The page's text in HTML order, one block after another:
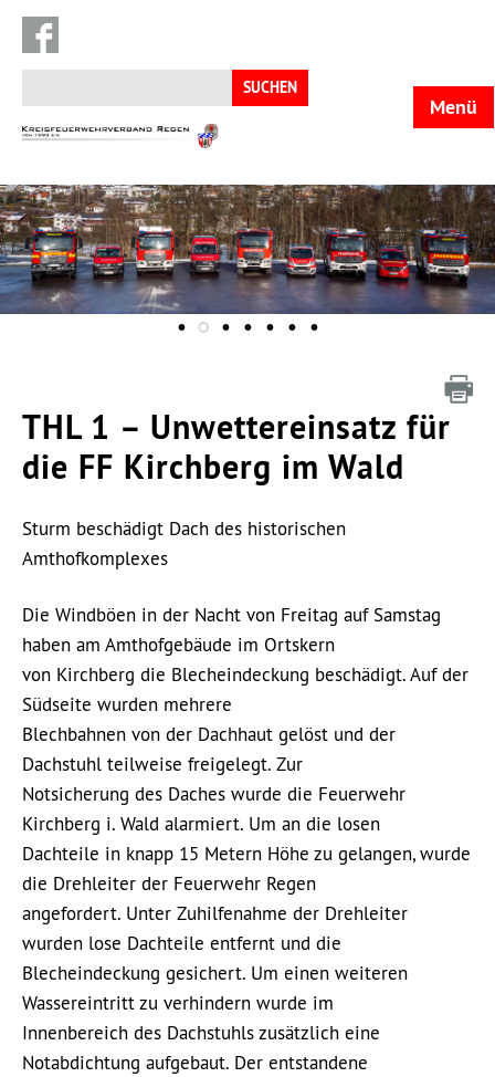
Suchen
nach:
KFV
Menü
THL 1 – Unwettereinsatz für
die FF Kirchberg im Wald
Sturm beschädigt Dach des historischen
Amthofkomplexes
Die Windböen in der Nacht von Freitag auf Samstag
haben am Amthofgebäude im Ortskern
von Kirchberg die Blecheindeckung beschädigt. Auf der
Südseite wurden mehrere
Blechbahnen von der Dachhaut gelöst und der
Dachstuhl teilweise freigelegt. Zur
Notsicherung des Daches wurde die Feuerwehr
Kirchberg i. Wald alarmiert. Um an die losen
Dachteile in knapp 15 Metern Höhe zu gelangen, wurde
die Drehleiter der Feuerwehr Regen
angefordert. Unter Zuhilfenahme der Drehleiter
wurden lose Dachteile entfernt und die
Blecheindeckung gesichert. Um einen weiteren
Wassereintritt zu verhindern wurde im
Innenbereich des Dachstuhls zusätzlich eine
Notabdichtung aufgebaut. Der entstandene